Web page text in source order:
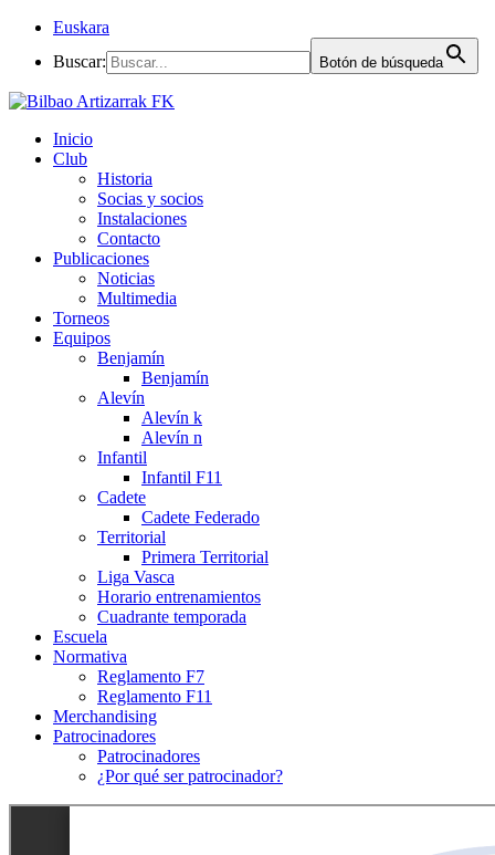
Euskara
Buscar:
Botón de búsqueda
Inicio
Club
Historia
Socias y socios
Instalaciones
Contacto
Publicaciones
Noticias
Multimedia
Torneos
Equipos
Benjamín
Benjamín
Alevín
Alevín k
Alevín n
Infantil
Infantil F11
Cadete
Cadete Federado
Territorial
Primera Territorial
Liga Vasca
Horario entrenamientos
Cuadrante temporada
Escuela
Normativa
Reglamento F7
Reglamento F11
Merchandising
Patrocinadores
Patrocinadores
¿Por qué ser patrocinador?